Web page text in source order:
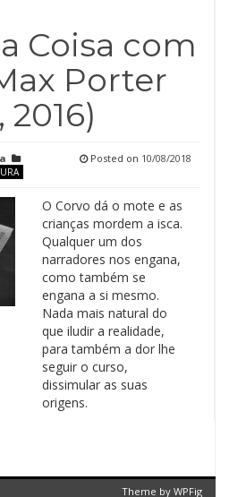
Coisa com
Porter
Posted on 10/08/2018
O Corvo dá o mote e as
crianças mordem a isca.
Qualquer um dos
narradores nos engana,
como também se
engana a si mesmo.
Nada mais natural do
que iludir a realidade,
para também a dor lhe
seguir o curso,
dissimular as suas
origens.
Theme by WPFig